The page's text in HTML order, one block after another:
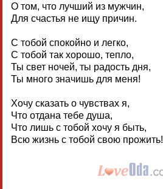
О том, что лучший из мужчин,
Для счастья не ищу причин.
С тобой спокойно и легко,
С тобой так хорошо, тепло,
Ты свет ночей, ты радость дня,
Ты много значишь для меня!
Хочу сказать о чувствах я,
Что отдана тебе душа,
Что лишь с тобой хочу я быть,
Всю жизнь с тобой свою прожить!